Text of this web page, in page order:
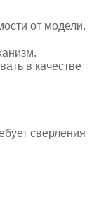
от модели.
в качестве
сверления